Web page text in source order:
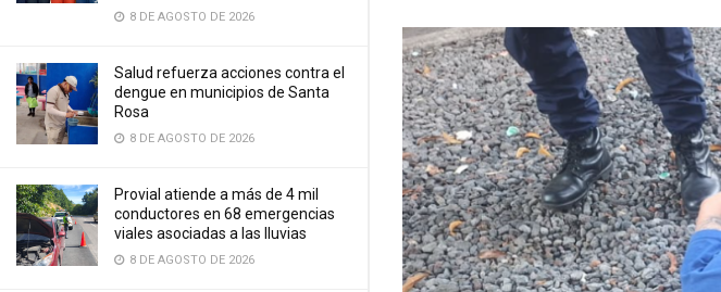
8 DE AGOSTO DE 2026
Salud refuerza acciones contra el
dengue en municipios de Santa
Rosa
8 DE AGOSTO DE 2026
Provial atiende a más de 4 mil
conductores en 68 emergencias
viales asociadas a las lluvias
8 DE AGOSTO DE 2026